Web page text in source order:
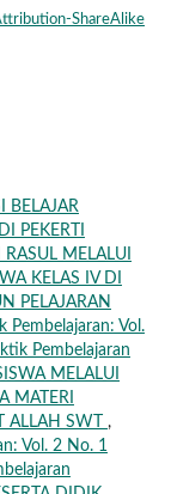
ShareAlike
BELAJAR
PEKERTI
MELALUI
KELAS IV DI
PELAJARAN
Pembelajaran: Vol.
Pembelajaran
MELALUI
MATERI
ALLAH SWT ,
Vol. 2 No. 1